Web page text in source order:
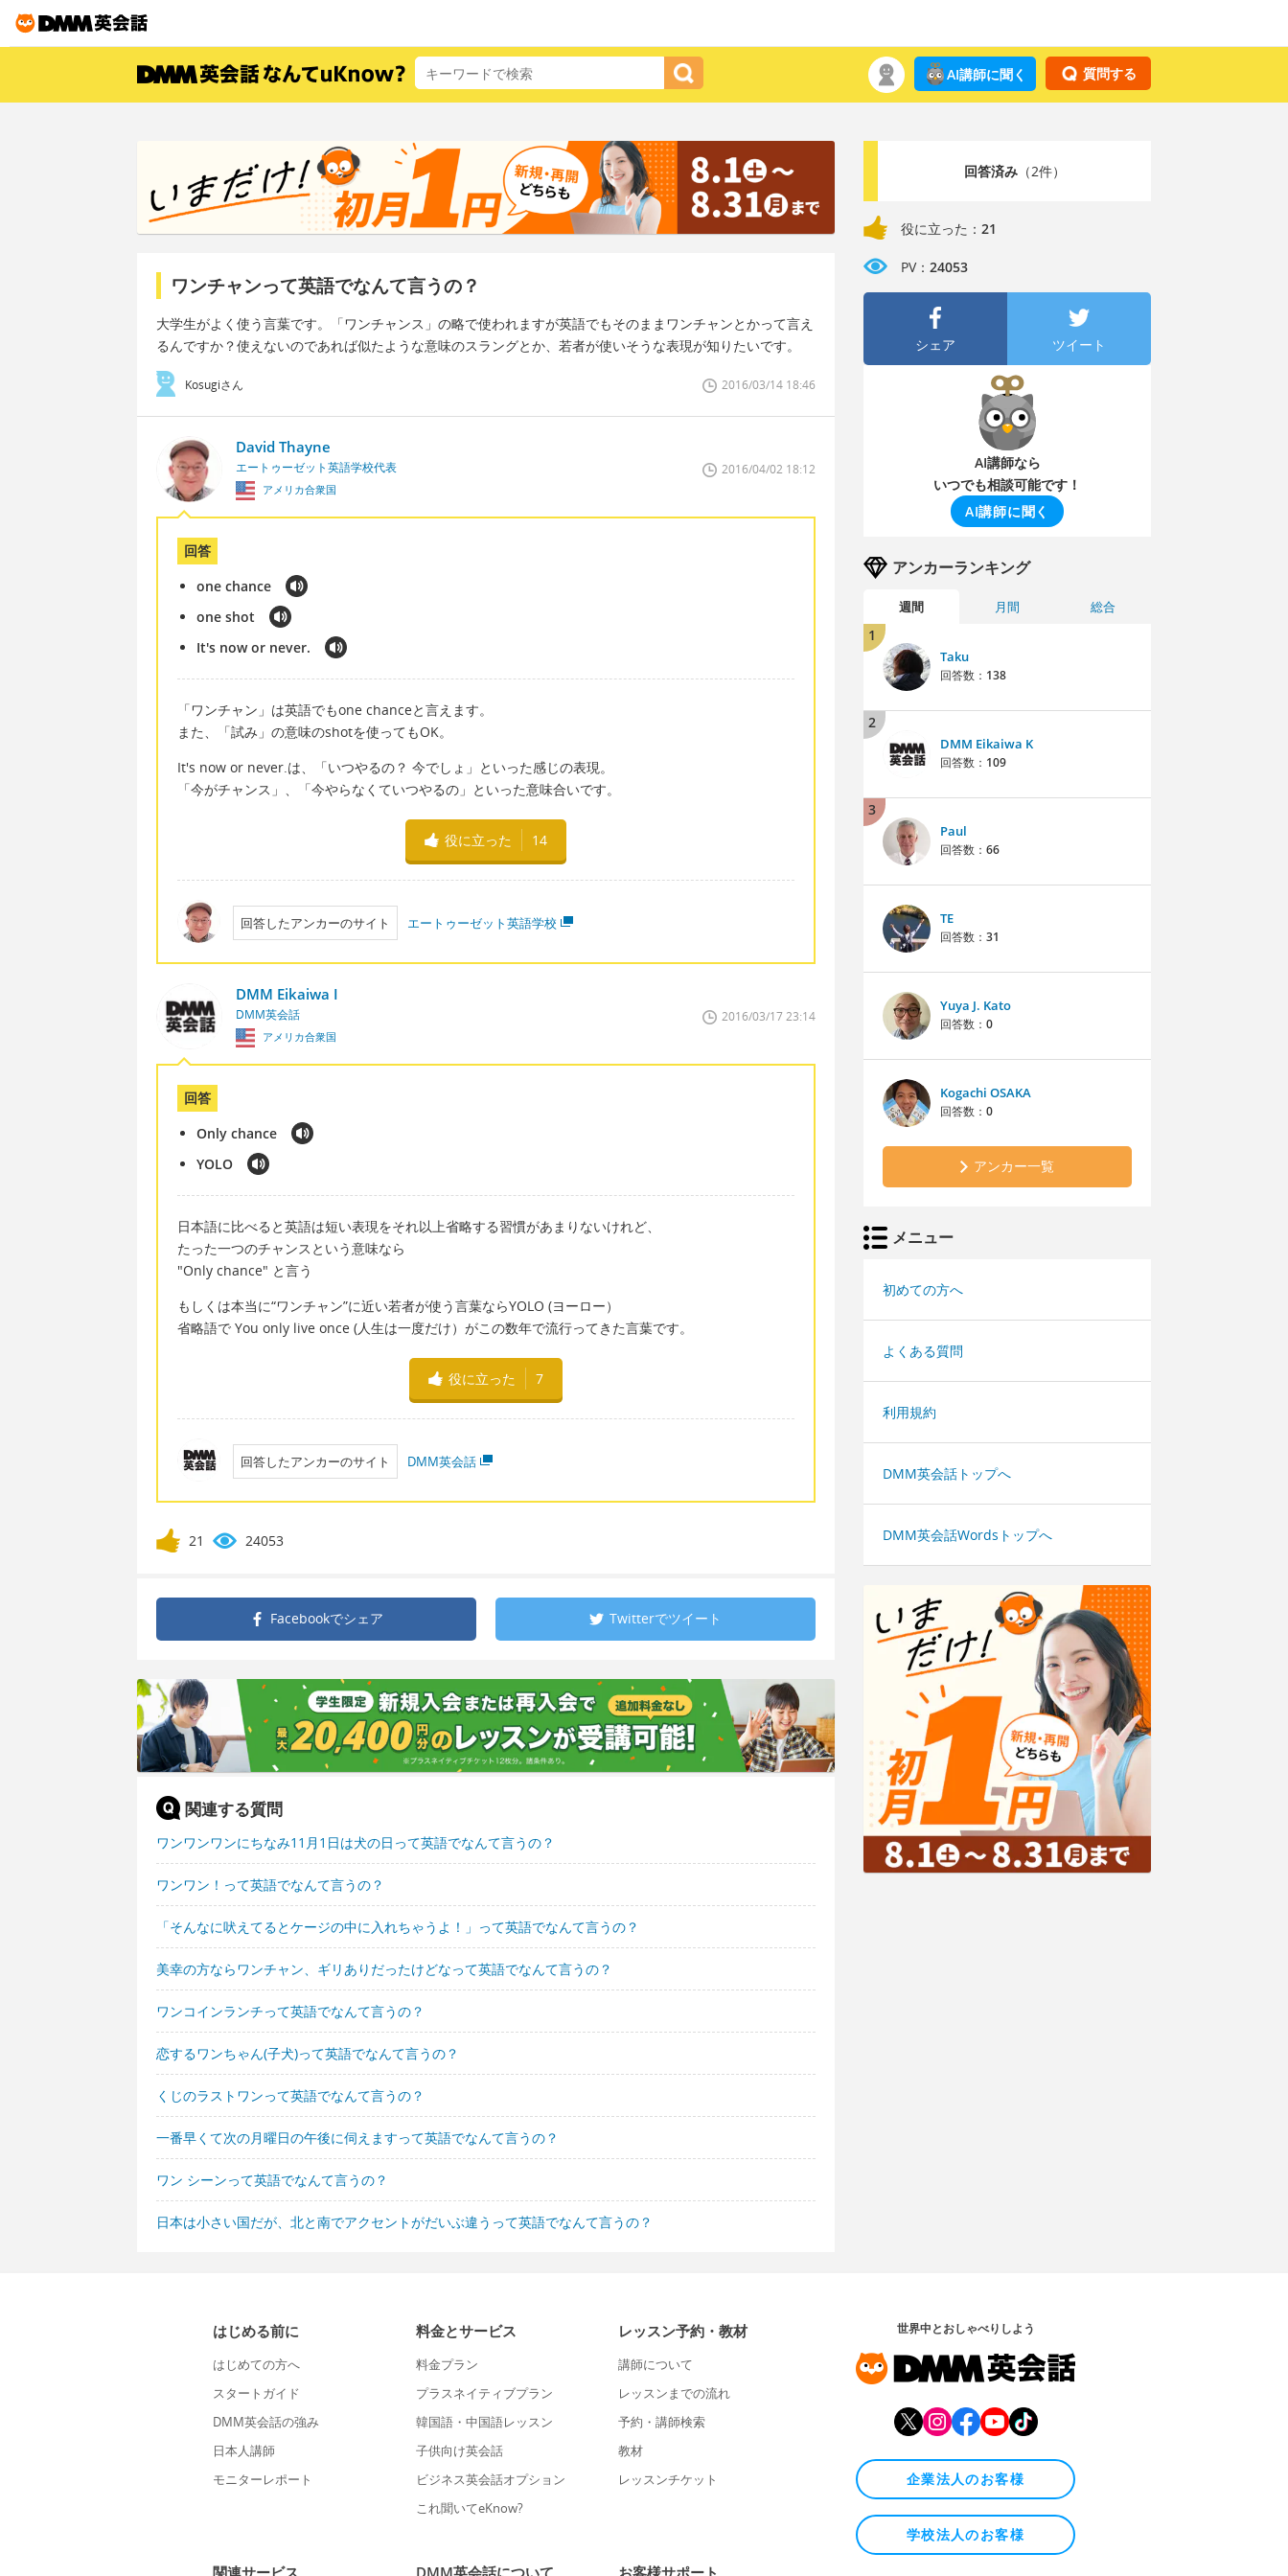
質問する
AI講師に聞く
ワンチャンって英語でなんて言うの？
大学生がよく使う言葉です。「ワンチャンス」の略で使われますが英語でもそのままワンチャンとかって言え
るんですか？使えないのであれば似たような意味のスラングとか、若者が使いそうな表現が知りたいです。
Kosugiさん 2016/03/14 18:46
David Thayne
エートゥーゼット英語学校代表
アメリカ合衆国
2016/04/02 18:12
回答
one chance
one shot
It's now or never.
「ワンチャン」は英語でもone chanceと言えます。
また、「試み」の意味のshotを使ってもOK。
It's now or never.は、「いつやるの？ 今でしょ」といった感じの表現。
「今がチャンス」、「今やらなくていつやるの」といった意味合いです。
役に立った 14
回答したアンカーのサイト エートゥーゼット英語学校
DMM Eikaiwa I
DMM英会話
アメリカ合衆国
2016/03/17 23:14
回答
Only chance
YOLO
日本語に比べると英語は短い表現をそれ以上省略する習慣があまりないけれど、
たった一つのチャンスという意味なら
"Only chance" と言う
もしくは本当に“ワンチャン”に近い若者が使う言葉ならYOLO (ヨーロー）
省略語で You only live once (人生は一度だけ）がこの数年で流行ってきた言葉です。
役に立った 7
回答したアンカーのサイト DMM英会話
21 24053
Facebookでシェア Twitterでツイート
関連する質問
ワンワンワンにちなみ11月1日は犬の日って英語でなんて言うの？
ワンワン！って英語でなんて言うの？
「そんなに吠えてるとケージの中に入れちゃうよ！」って英語でなんて言うの？
美幸の方ならワンチャン、ギリありだったけどなって英語でなんて言うの？
ワンコインランチって英語でなんて言うの？
恋するワンちゃん(子犬)って英語でなんて言うの？
くじのラストワンって英語でなんて言うの？
一番早くて次の月曜日の午後に伺えますって英語でなんて言うの？
ワン シーンって英語でなんて言うの？
日本は小さい国だが、北と南でアクセントがだいぶ違うって英語でなんて言うの？
回答済み（2件）
役に立った： 21
PV： 24053
シェア ツイート
AI講師なら
いつでも相談可能です！
AI講師に聞く
アンカーランキング
週間 月間 総合
1
Taku
回答数： 138
2
DMM Eikaiwa K
回答数： 109
3
Paul
回答数： 66
TE
回答数： 31
Yuya J. Kato
回答数： 0
Kogachi OSAKA
回答数： 0
アンカー一覧
メニュー
初めての方へ
よくある質問
利用規約
DMM英会話トップへ
DMM英会話Wordsトップへ
はじめる前に
はじめての方へ
スタートガイド
DMM英会話の強み
日本人講師
モニターレポート
料金とサービス
料金プラン
プラスネイティブプラン
韓国語・中国語レッスン
子供向け英会話
ビジネス英会話オプション
これ聞いてeKnow?
レッスン予約・教材
講師について
レッスンまでの流れ
予約・講師検索
教材
レッスンチケット
世界中とおしゃべりしよう
企業法人のお客様
学校法人のお客様